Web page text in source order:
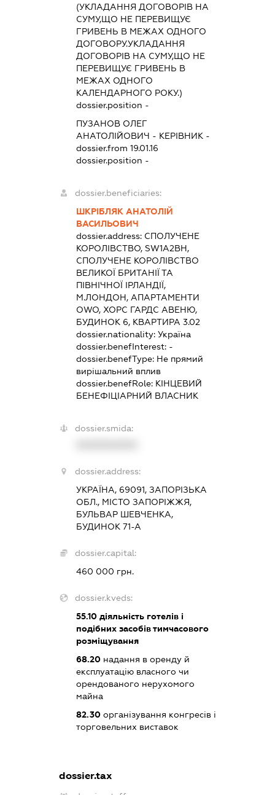
(УКЛАДАННЯ ДОГОВОРІВ НА
СУМУ,ЩО НЕ ПЕРЕВИЩУЄ
ГРИВЕНЬ В МЕЖАХ ОДНОГО
ДОГОВОРУ.УКЛАДАННЯ
ДОГОВОРІВ НА СУМУ,ЩО НЕ
ПЕРЕВИЩУЄ ГРИВЕНЬ В
МЕЖАХ ОДНОГО
КАЛЕНДАРНОГО РОКУ.)
dossier.position -
ПУЗАНОВ ОЛЕГ
АНАТОЛІЙОВИЧ - КЕРІВНИК -
dossier.from 19.01.16
dossier.position -
dossier.beneficiaries:
ШКРІБЛЯК АНАТОЛІЙ
ВАСИЛЬОВИЧ
dossier.address: СПОЛУЧЕНЕ
КОРОЛІВСТВО, SW1А2ВН,
СПОЛУЧЕНЕ КОРОЛІВСТВО
ВЕЛИКОЇ БРИТАНІЇ ТА
ПІВНІЧНОЇ ІРЛАНДІЇ,
М.ЛОНДОН, АПАРТАМЕНТИ
OWO, ХОРС ГАРДС АВЕНЮ,
БУДИНОК 6, КВАРТИРА 3.02
dossier.nationality: Україна
dossier.benefInterest: -
dossier.benefType: Не прямий
вирішальний вплив
dossier.benefRole: КІНЦЕВИЙ
БЕНЕФІЦІАРНИЙ ВЛАСНИК
dossier.smida:
dossier.address:
УКРАЇНА, 69091, ЗАПОРІЗЬКА
ОБЛ., МІСТО ЗАПОРІЖЖЯ,
БУЛЬВАР ШЕВЧЕНКА,
БУДИНОК 71-А
dossier.capital:
460 000 грн.
dossier.kveds:
55.10діяльність готелів і
подібних засобів тимчасового
розміщування
68.20надання в оренду й
експлуатацію власного чи
орендованого нерухомого
майна
82.30організування конгресів і
торговельних виставок
dossier.tax